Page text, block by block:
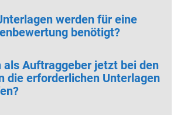
werden für eine
benötigt?
als Auftraggeber jetzt bei den
die erforderlichen Unterlagen